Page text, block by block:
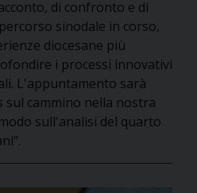
di confronto e di
sinodale in corso,
diocesane più
i processi innovativi
L'appuntamento sarà
sul cammino nella nostra
sull'analisi del quarto